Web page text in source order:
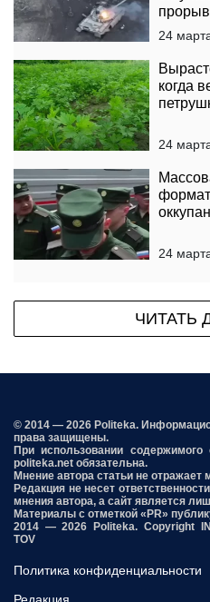
24
когда
24
формат
24
ЧИТАТЬ
© 2014 — 2026 Politeka.
права защищены.
При использовании содержимого
politeka.net обязательна.
Мнение автора статьи не отражает
Редакция не несет
мнения автора, а сайт является
Материалы с отметкой «PR»
2014 — 2026 Politeka. Copyright
TOV
Политика конфиденциальности